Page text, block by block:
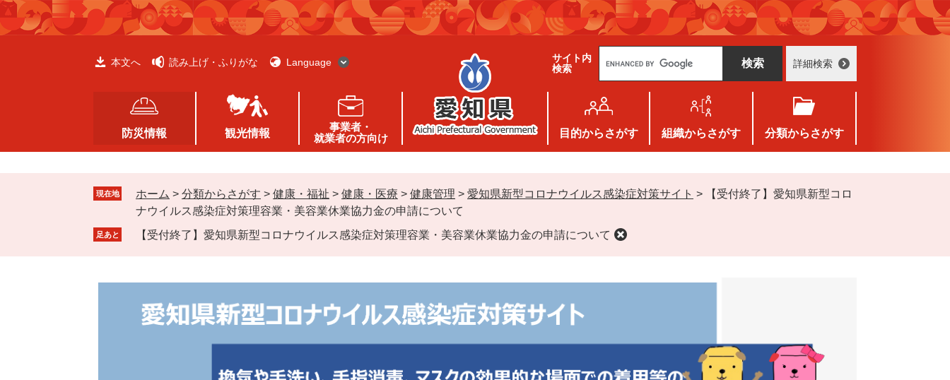
ペ
ー
メ
ニ
本文へ 読み上げ・ふりがな Language
サイト内
検索
g
e
カ
タ
ム
検
詳細検索
防災情報 観光情報
事業者・
就業者の方向け
目的からさがす 組織からさがす 分類からさがす
現在地 ホーム > 分類からさがす > 健康・福祉 > 健康・医療 > 健康管理 > 愛知県新型コロナウイルス感染症対策サイト >
【受付終了】愛知県新型コロ
ナウイルス感染症対策理容業・美容業休業協力金の申請について
足あと 【受付終了】愛知県新型コロナウイルス感染症対策理容業・美容業休業協力金の申請について